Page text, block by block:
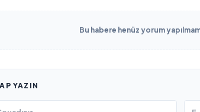
Bu habere henüz yorum
YAZIN